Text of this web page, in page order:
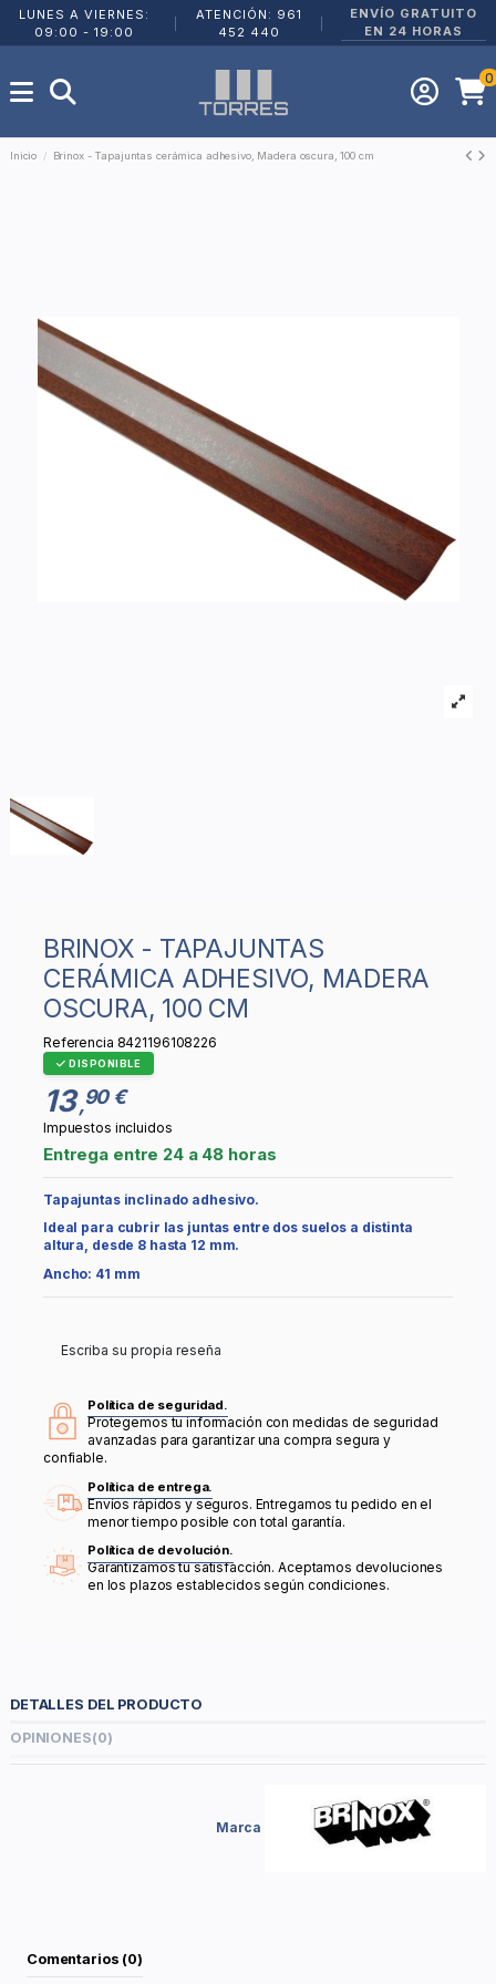
LUNES A VIERNES:
09:00 - 19:00
ATENCIÓN: 961
452 440
ENVÍO GRATUITO
EN 24 HORAS
0
Inicio Brinox - Tapajuntas cerámica adhesivo, Madera oscura, 100 cm
BRINOX - TAPAJUNTAS
CERÁMICA ADHESIVO, MADERA
OSCURA, 100 CM
Referencia 8421196108226
DISPONIBLE
13 ,90 €
Impuestos incluidos
Entrega entre 24 a 48 horas
Tapajuntas inclinado adhesivo.
Ideal para cubrir las juntas entre dos suelos a distinta
altura, desde 8 hasta 12 mm.
Ancho: 41 mm
Escriba su propia reseña
Política de seguridad.
Protegemos tu información con medidas de seguridad
avanzadas para garantizar una compra segura y
confiable.
Política de entrega.
Envíos rápidos y seguros. Entregamos tu pedido en el
menor tiempo posible con total garantía.
Política de devolución.
Garantizamos tu satisfacción. Aceptamos devoluciones
en los plazos establecidos según condiciones.
DETALLES DEL PRODUCTO
OPINIONES(0)
Marca
Comentarios (0)